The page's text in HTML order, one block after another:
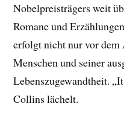
Nobelpreisträgers weit
Romane und
erfolgt nicht nur vor dem
Menschen und seiner
Lebenszugewandtheit.
Collins lächelt.